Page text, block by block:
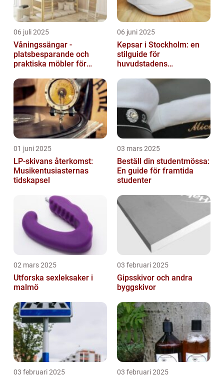
06 juli 2025
Våningssängar -
platsbesparande och
praktiska möbler för
06 juni 2025
Kepsar i Stockholm: en
stilguide för
huvudstadens
01 juni 2025
LP-skivans återkomst:
Musikentusiasternas
tidskapsel
03 mars 2025
Beställ din studentmössa:
En guide för framtida
studenter
02 mars 2025
Utforska sexleksaker i
malmö
03 februari 2025
Gipsskivor och andra
byggskivor
03 februari 2025 03 februari 2025